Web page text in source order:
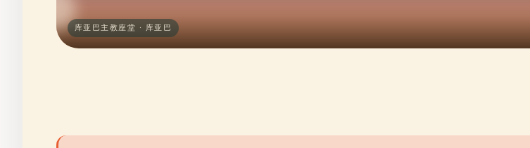
库亚巴主教座堂 · 库亚巴